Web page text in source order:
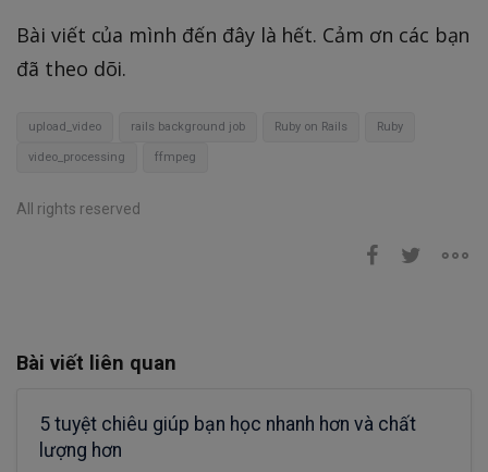
Bài viết của mình đến đây là hết. Cảm ơn các bạn
đã theo dõi.
upload_video rails background job Ruby on Rails Ruby
video_processing ffmpeg
All rights reserved
Bài viết liên quan
5 tuyệt chiêu giúp bạn học nhanh hơn và chất
lượng hơn